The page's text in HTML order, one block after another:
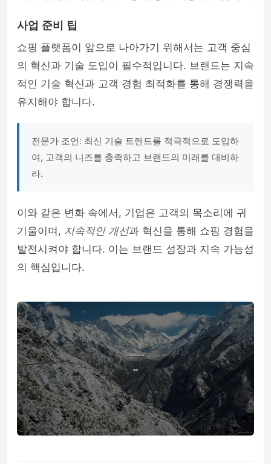
사업 준비 팁
쇼핑 플랫폼이 앞으로 나아가기 위해서는 고객 중심
의 혁신과 기술 도입이 필수적입니다. 브랜드는 지속
적인 기술 혁신과 고객 경험 최적화를 통해 경쟁력을
유지해야 합니다.
전문가 조언: 최신 기술 트렌드를 적극적으로 도입하
여, 고객의 니즈를 충족하고 브랜드의 미래를 대비하
라.
이와 같은 변화 속에서, 기업은 고객의 목소리에 귀
기울이며, 지속적인 개선과 혁신을 통해 쇼핑 경험을
발전시켜야 합니다. 이는 브랜드 성장과 지속 가능성
의 핵심입니다.